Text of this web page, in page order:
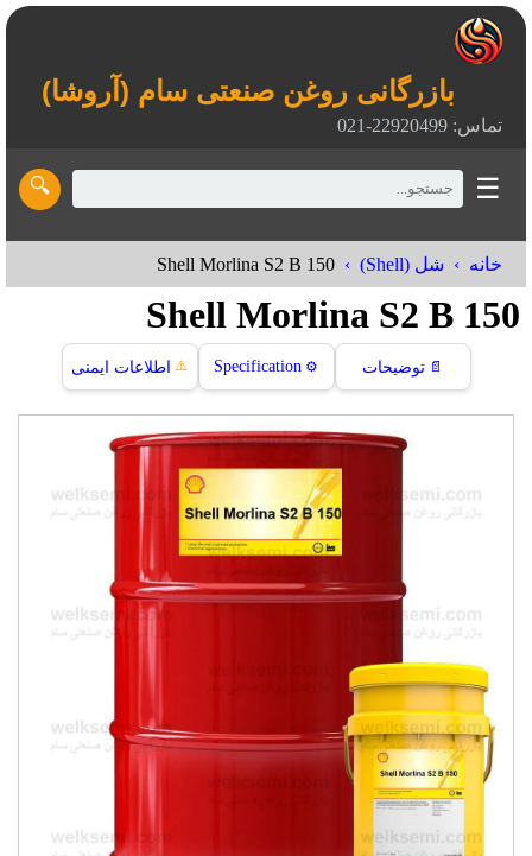
بازرگانی روغن صنعتی سام (آروشا)
تماس: 22920499-021
☰
🔍
خانه شل (Shell) Shell Morlina S2 B 150
Shell Morlina S2 B 150
📄 توضیحات ⚙️
Specification
⚠️ اطلاعات ایمنی